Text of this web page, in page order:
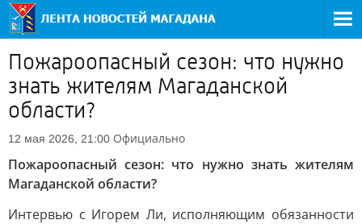
Пожароопасный сезон: что нужно
знать жителям Магаданской
области?
12 мая 2026, 21:00 Официально
Пожароопасный сезон: что нужно знать жителям
Магаданской области?
Интервью с Игорем Ли, исполняющим обязанности